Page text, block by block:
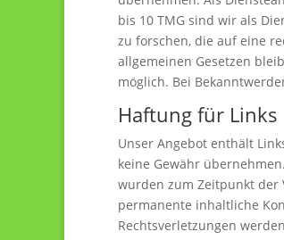
bis 10 TMG sind wir als
zu forschen, die auf eine
allgemeinen Gesetzen
möglich. Bei
Haftung für Links
Unser Angebot enthält
keine Gewähr
wurden zum Zeitpunkt der
permanente inhaltliche
Rechtsverletzungen